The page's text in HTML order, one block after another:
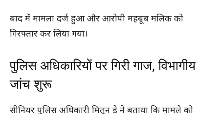
बाद में मामला दर्ज हुआ और आरोपी महबूब मलिक को
गिरफ्तार कर लिया गया।
पुलिस अधिकारियों पर गिरी गाज, विभागीय
जांच शुरू
सीनियर पुलिस अधिकारी मितुन डे ने बताया कि मामले को